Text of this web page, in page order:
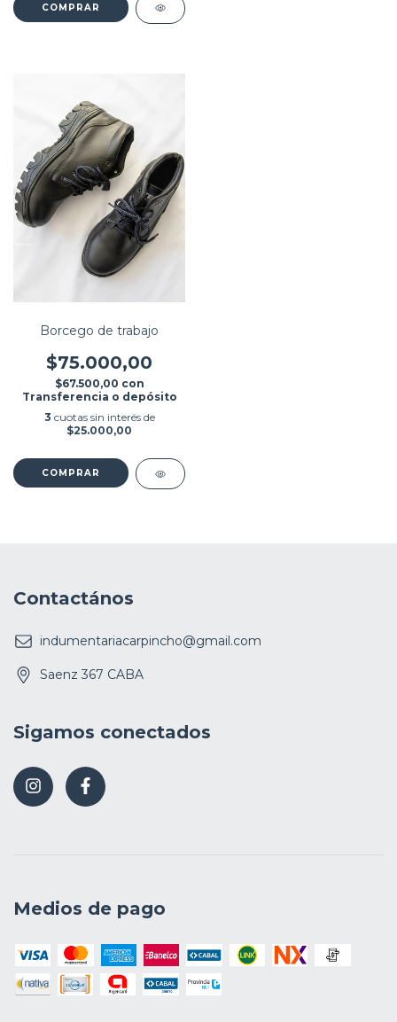
COMPRAR
Borcego de trabajo
$75.000,00
$67.500,00 con
Transferencia o depósito
3 cuotas sin interés de
$25.000,00
COMPRAR
Contactános
indumentariacarpincho@gmail.com
Saenz 367 CABA
Sigamos conectados
Medios de pago